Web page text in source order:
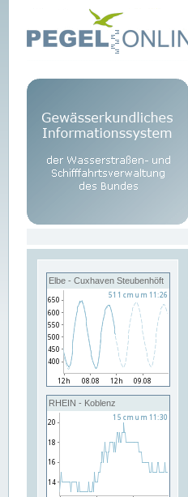
Elbe - Cuxhaven Steubenhöft
RHEIN - Koblenz